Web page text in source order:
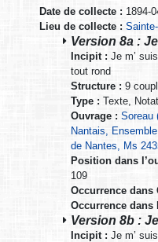
Date de collecte : 1894-
Lieu de collecte :
Version 8a :
Incipit : Je m’
tout rond
Structure : 9
Type : Texte,
Ouvrage : Soreau
Nantais,
de Nantes, Ms
Position dans
109
Occurrence dans
Occurrence dans
Version 8b :
Incipit : Je m’